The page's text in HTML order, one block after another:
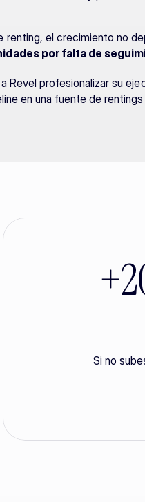
renting, el crecimiento no
por falta de
Revel profesionalizar su
en una fuente de
Si no